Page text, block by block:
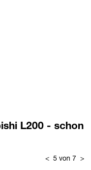
L200 - schon
< 5 von 7 >